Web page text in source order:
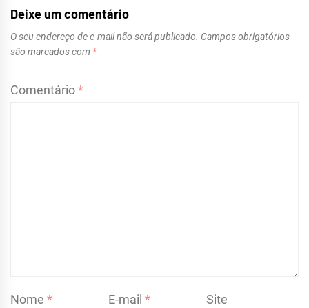
Deixe um comentário
O seu endereço de e-mail não será publicado. Campos obrigatórios
são marcados com *
Comentário*
Nome * E-mail* Site